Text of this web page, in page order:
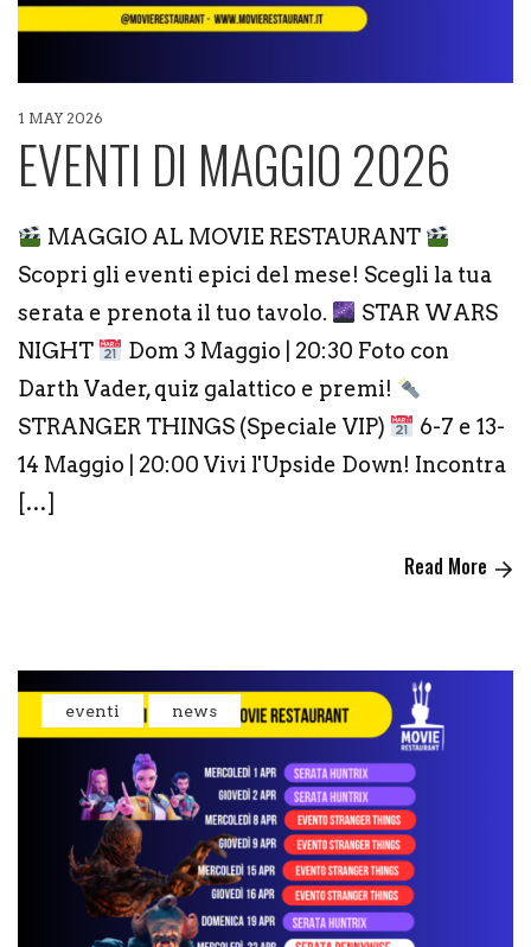
1 MAY 2026
EVENTI DI MAGGIO 2026
MAGGIO AL MOVIE RESTAURANT
Scopri gli eventi epici del mese! Scegli la tua
serata e prenota il tuo tavolo.
STAR WARS
NIGHT
Dom 3 Maggio | 20:30 Foto con
Darth Vader, quiz galattico e premi!
STRANGER THINGS (Speciale VIP)
6-7 e 13-
14 Maggio | 20:00 Vivi l'Upside Down! Incontra
[…]
Read More
eventi news